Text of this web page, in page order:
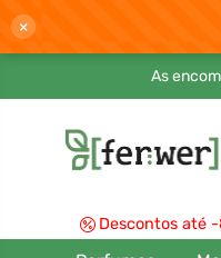
×
As
Descontos até -